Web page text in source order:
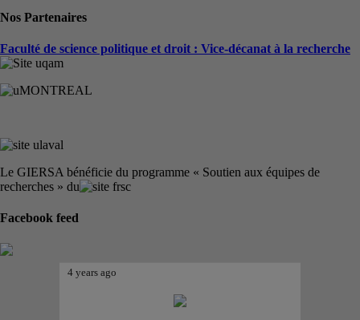
Nos Partenaires
Faculté de science politique et droit : Vice-décanat à la recherche
Le GIERSA bénéficie du programme « Soutien aux équipes de
recherches » du
Facebook feed
4 years ago